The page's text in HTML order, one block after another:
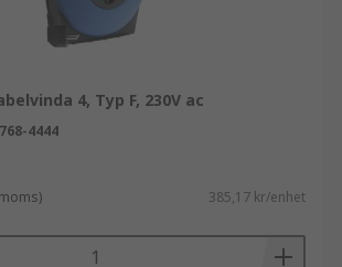
4, Typ F, 230V ac
768-4444
385,17 kr/enhet